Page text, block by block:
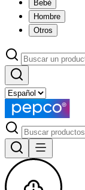
Bebé
Hombre
Otros